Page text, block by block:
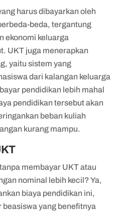
harus dibayarkan oleh
beda, tergantung
ekonomi keluarga
UKT juga menerapkan
yaitu sistem yang
dari kalangan keluarga
pendidikan lebih mahal
pendidikan tersebut akan
beban kuliah
kurang mampu.
membayar UKT atau
nominal lebih kecil? Ya,
biaya pendidikan ini,
beasiswa yang benefitnya